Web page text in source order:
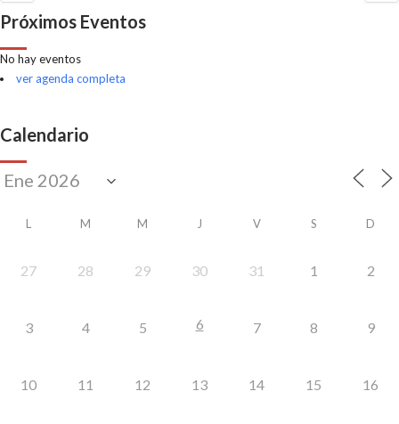
Próximos Eventos
No hay eventos
ver agenda completa
Calendario
L M M J V S D
27 28 29 30 31 1 2
3 4 5 6 7 8 9
10 11 12 13 14 15 16